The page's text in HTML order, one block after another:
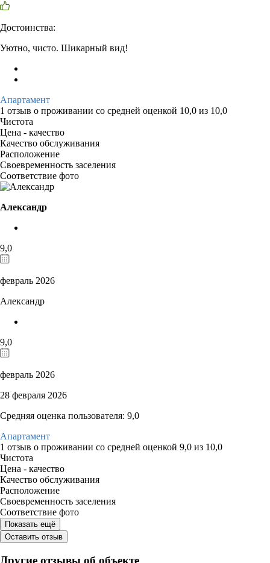
Достоинства:
Уютно, чисто. Шикарный вид!
Апартамент
1 отзыв о проживании со средней оценкой 10,0 из 10,0
Чистота
Цена - качество
Качество обслуживания
Расположение
Своевременность заселения
Соответствие фото
Александр
9,0
февраль 2026
Александр
9,0
февраль 2026
28 февраля 2026
Средняя оценка пользователя: 9,0
Апартамент
1 отзыв о проживании со средней оценкой 9,0 из 10,0
Чистота
Цена - качество
Качество обслуживания
Расположение
Своевременность заселения
Соответствие фото
Показать ещё
Оставить отзыв
Другие отзывы об объекте